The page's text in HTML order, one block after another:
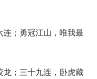
；勇冠江山，唯我最
；三十九连，卧虎藏